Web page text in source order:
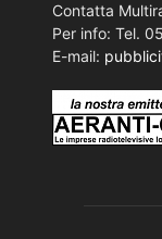
Contatta
Per info: Tel.
E-mail: